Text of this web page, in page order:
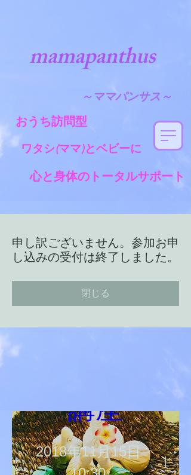
mamapanthus
～ ママパンサス～
おうち訪問型
ワタシ(ママ)とベビーに
心と身体のトータルサポート
申し訳ございません。参加お申
し込みの受付は終了しました。
閉じる
「温活ハー
講座
2018年11月15日